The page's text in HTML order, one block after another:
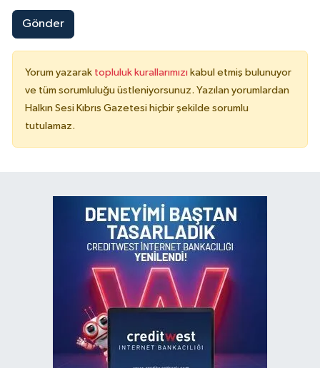
Gönder
Yorum yazarak topluluk kurallarımızı kabul etmiş bulunuyor
ve tüm sorumluluğu üstleniyorsunuz. Yazılan yorumlardan
Halkın Sesi Kıbrıs Gazetesi hiçbir şekilde sorumlu
tutulamaz.